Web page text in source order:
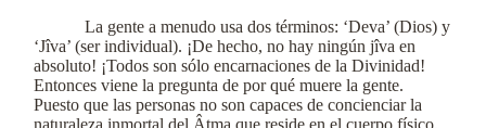
La gente a menudo usa dos términos: ‘Deva’ (Dios) y
‘Jîva’ (ser individual). ¡De hecho, no hay ningún jîva en
absoluto! ¡Todos son sólo encarnaciones de la Divinidad!
Entonces viene la pregunta de por qué muere la gente.
Puesto que las personas no son capaces de concienciar la
naturaleza inmortal del Âtma que reside en el cuerpo físico,